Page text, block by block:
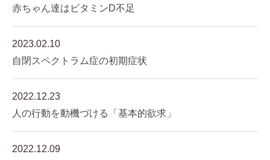
赤ちゃん達はビタミンD不足
2023.02.10
自閉スペクトラム症の初期症状
2022.12.23
人の行動を動機づける「基本的欲求」
2022.12.09